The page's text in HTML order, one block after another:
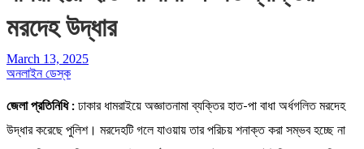
মরদেহ উদ্ধার
March 13, 2025
অনলাইন ডেস্ক
জেলা প্রতিনিধি : ঢাকার ধামরাইয়ে অজ্ঞাতনামা ব্যক্তির হাত-পা বাধা অর্ধগলিত মরদেহ
উদ্ধার করেছে পুলিশ। মরদেহটি গলে যাওয়ায় তার পরিচয় শনাক্ত করা সম্ভব হচ্ছে না